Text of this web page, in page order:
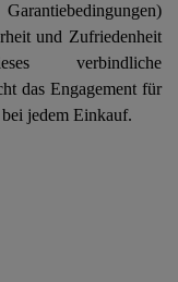
und Zufriedenheit
verbindliche
das Engagement für
jedem Einkauf.